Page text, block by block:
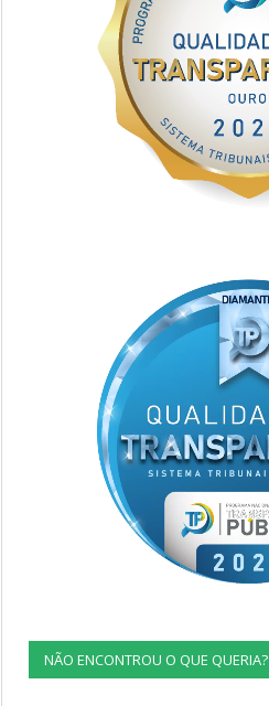
NÃO ENCONTROU O QUE QUERIA?